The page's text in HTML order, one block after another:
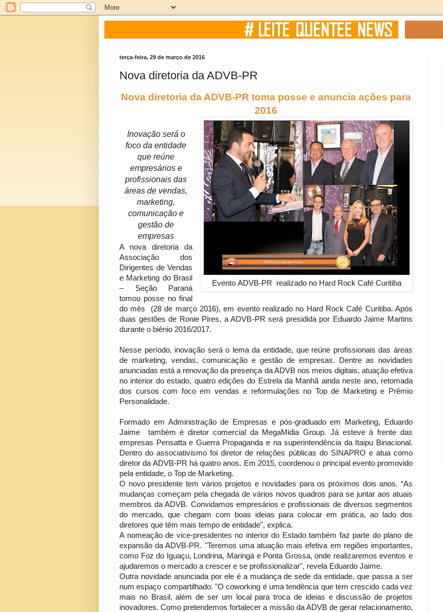
terça-feira, 29 de março de 2016
Nova diretoria da ADVB-PR
Nova diretoria da ADVB-PR toma posse e anuncia ações para
2016
Evento ADVB-PR realizado no Hard Rock Café Curitiba
Inovação será o
foco da entidade
que reúne
empresários e
profissionais das
áreas de vendas,
marketing,
comunicação e
gestão de
empresas
A nova diretoria da
Associação dos
Dirigentes de Vendas
e Marketing do Brasil
– Seção Paraná
tomou posse no final
do mês (28 de março 2016), em evento realizado no Hard Rock Café Curitiba. Após
duas gestões de Ronie Pires, a ADVB-PR será presidida por Eduardo Jaime Martins
durante o biênio 2016/2017.
Nesse período, inovação será o lema da entidade, que reúne profissionais das áreas
de marketing, vendas, comunicação e gestão de empresas. Dentre as novidades
anunciadas está a renovação da presença da ADVB nos meios digitais, atuação efetiva
no interior do estado, quatro edições do Estrela da Manhã ainda neste ano, retomada
dos cursos com foco em vendas e reformulações no Top de Marketing e Prêmio
Personalidade.
Formado em Administração de Empresas e pós-graduado em Marketing, Eduardo
Jaime também é diretor comercial da MegaMidia Group. Já esteve à frente das
empresas Pensatta e Guerra Propaganda e na superintendência da Itaipu Binacional.
Dentro do associativismo foi diretor de relações públicas do SINAPRO e atua como
diretor da ADVB-PR há quatro anos. Em 2015, coordenou o principal evento promovido
pela entidade, o Top de Marketing.
O novo presidente tem vários projetos e novidades para os próximos dois anos. “As
mudanças começam pela chegada de vários novos quadros para se juntar aos atuais
membros da ADVB. Convidamos empresários e profissionais de diversos segmentos
do mercado, que chegam com boas ideias para colocar em prática, ao lado dos
diretores que têm mais tempo de entidade", explica.
A nomeação de vice-presidentes no interior do Estado também faz parte do plano de
expansão da ADVB-PR. "Teremos uma atuação mais efetiva em regiões importantes,
como Foz do Iguaçu, Londrina, Maringá e Ponta Grossa, onde realizaremos eventos e
ajudaremos o mercado a crescer e se profissionalizar", revela Eduardo Jaime.
Outra novidade anunciada por ele é a mudança de sede da entidade, que passa a ser
num espaço compartilhado. "O coworking é uma tendência que tem crescido cada vez
mais no Brasil, além de ser um local para troca de ideias e discussão de projetos
inovadores. Como pretendemos fortalecer a missão da ADVB de gerar relacionamento,